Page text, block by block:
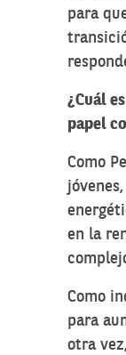
para
¿Cuál
papel
Como
en la
Como
para
otra